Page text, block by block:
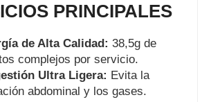
PRINCIPALES
de Alta Calidad: 38,5g de
complejos por servicio.
Ultra Ligera: Evita la
abdominal y los gases.